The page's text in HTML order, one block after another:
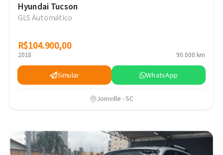
Hyundai Tucson
GLS Automático
R$104.900,00
R$104.900,00
2018 90.000 km
Simular WhatsApp
Joinville - SC